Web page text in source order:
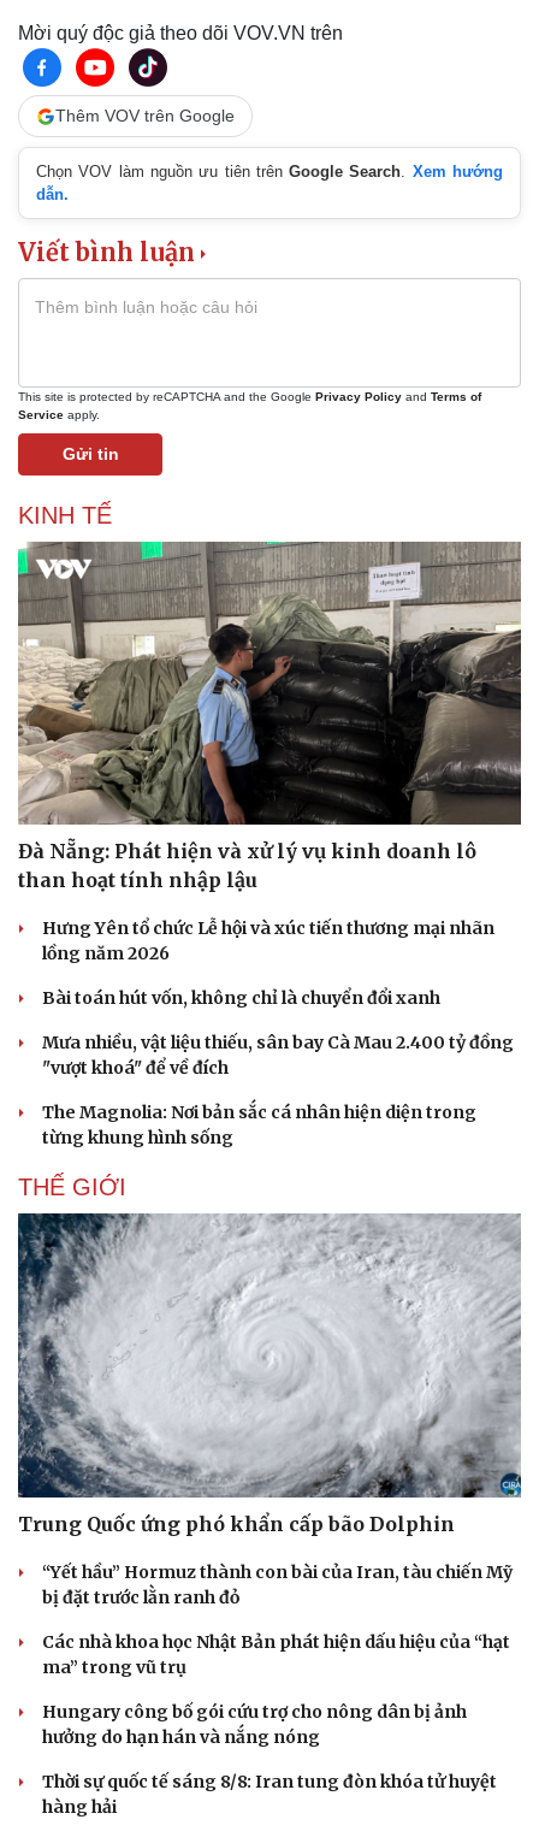
Kinh tế
Bất động sản
Khởi nghiệp
Thị trường
Giá vàng
Tiêu dùng
Tỷ giá
Chứng khoán
Giá cà phê
Pháp luật
Vụ án
Tin nóng
Tư vấn luật
Quân sự - Quốc phòng
Việt Nam
Mời quý độc giả theo dõi VOV.VN trên
Thêm VOV trên Google
Chọn VOV làm nguồn ưu tiên trênGoogle Search. Xem hướng
dẫn.
Viết bình luận
This site is protected by reCAPTCHA and the Google Privacy Policy and Terms of
Service apply.
Gửi tin
KINH TẾ
Đà Nẵng: Phát hiện và xử lý vụ kinh doanh lô
than hoạt tính nhập lậu
Hưng Yên tổ chức Lễ hội và xúc tiến thương mại nhãn
lồng năm 2026
Bài toán hút vốn, không chỉ là chuyển đổi xanh
Mưa nhiều, vật liệu thiếu, sân bay Cà Mau 2.400 tỷ đồng
"vượt khoá" để về đích
The Magnolia: Nơi bản sắc cá nhân hiện diện trong
từng khung hình sống
THẾ GIỚI
Trung Quốc ứng phó khẩn cấp bão Dolphin
“Yết hầu” Hormuz thành con bài của Iran, tàu chiến Mỹ
bị đặt trước lằn ranh đỏ
Các nhà khoa học Nhật Bản phát hiện dấu hiệu của “hạt
ma” trong vũ trụ
Hungary công bố gói cứu trợ cho nông dân bị ảnh
hưởng do hạn hán và nắng nóng
Thời sự quốc tế sáng 8/8: Iran tung đòn khóa tử huyệt
hàng hải